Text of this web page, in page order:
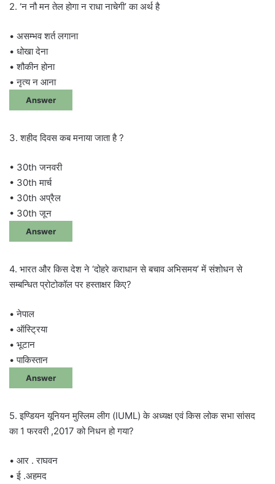
2. ‘न नौ मन तेल होगा न राधा नाचेगी’ का अर्थ है
• असम्भव शर्त लगाना
• धोखा देना
• शौकीन होना
• नृत्य न आना
Answer
3. शहीद दिवस कब मनाया जाता है ?
• 30th जनवरी
• 30th मार्च
• 30th अप्रैल
• 30th जून
Answer
4. भारत और किस देश ने ‘दोहरे कराधान से बचाव अभिसमय’ में संशोधन से
सम्बन्धित प्रोटोकॉल पर हस्ताक्षर किए?
• नेपाल
• ऑस्ट्रिया
• भूटान
• पाकिस्तान
Answer
5. इण्डियन यूनियन मुस्लिम लीग (IUML) के अध्यक्ष एवं किस लोक सभा सांसद
का 1 फरवरी ,2017 को निधन हो गया?
• आर . राघवन
• ई .अहमद